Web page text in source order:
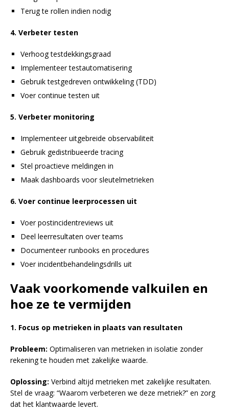
Terug te rollen indien nodig
4. Verbeter testen
Verhoog testdekkingsgraad
Implementeer testautomatisering
Gebruik testgedreven ontwikkeling (TDD)
Voer continue testen uit
5. Verbeter monitoring
Implementeer uitgebreide observabiliteit
Gebruik gedistribueerde tracing
Stel proactieve meldingen in
Maak dashboards voor sleutelmetrieken
6. Voer continue leerprocessen uit
Voer postincidentreviews uit
Deel leerresultaten over teams
Documenteer runbooks en procedures
Voer incidentbehandelingsdrills uit
Vaak voorkomende valkuilen en
hoe ze te vermijden
1. Focus op metrieken in plaats van resultaten
Probleem: Optimaliseren van metrieken in isolatie zonder
rekening te houden met zakelijke waarde.
Oplossing: Verbind altijd metrieken met zakelijke resultaten.
Stel de vraag: “Waarom verbeteren we deze metriek?” en zorg
dat het klantwaarde levert.